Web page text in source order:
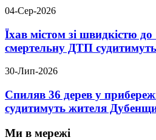
04-Сер-2026
Їхав містом зі швидкістю
смертельну ДТП
30-Лип-2026
Спиляв 36 дерев у
судитимуть жителя
Ми в мережі